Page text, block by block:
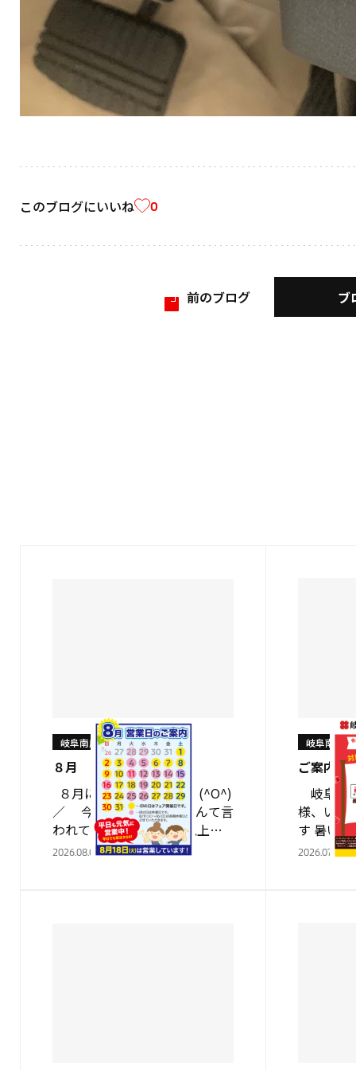
このブログにいいね 0
前のブログ ブ
８月
岐阜南店
８月になりましたね－ (^O^)
／ 今年は酷暑日元年なんて言
われていますが、 40℃以上の
酷暑日はどのくらい記録される
2026.08.01
ご案内
岐阜南店
岐阜南
様、いつ
す 暑い
いかが
2026.07.30